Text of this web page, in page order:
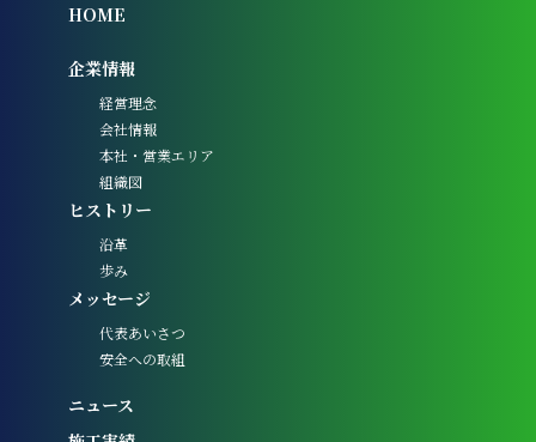
HOME
企業情報
経営理念
会社情報
本社・営業エリア
組織図
ヒストリー
沿革
歩み
メッセージ
代表あいさつ
安全への取組
ニュース